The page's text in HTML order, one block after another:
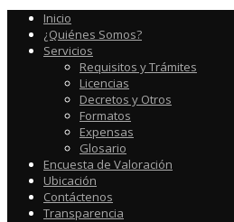
Inicio
¿Quiénes Somos?
Servicios
Requisitos y Trámites
Licencias
Decretos y Otros
Formatos
Expensas
Glosario
Encuesta de Valoración
Ubicación
Contáctenos
Transparencia